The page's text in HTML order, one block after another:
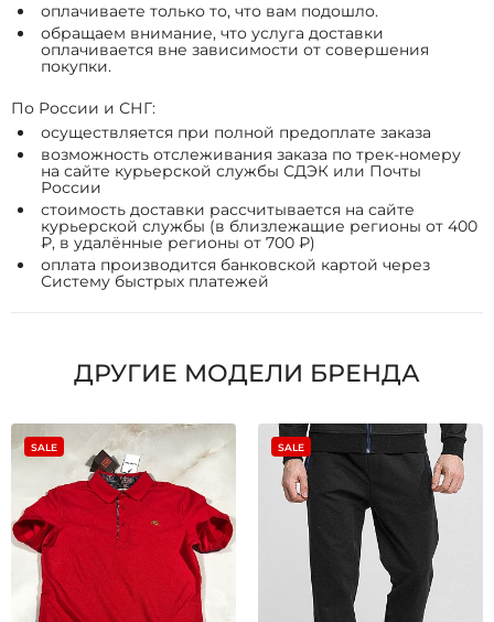
оплачиваете только то, что вам подошло.
обращаем внимание, что услуга доставки
оплачивается вне зависимости от совершения
покупки.
По России и СНГ:
осуществляется при полной предоплате заказа
возможность отслеживания заказа по трек-номеру
на сайте курьерской службы СДЭК или Почты
России
стоимость доставки рассчитывается на сайте
курьерской службы (в близлежащие регионы от 400
₽, в удалённые регионы от 700 ₽)
оплата производится банковской картой через
Систему быстрых платежей
ДРУГИЕ МОДЕЛИ БРЕНДА
SALE SALE